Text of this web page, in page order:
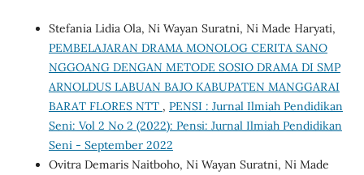
Stefania Lidia Ola, Ni Wayan Suratni, Ni Made Haryati,
PEMBELAJARAN DRAMA MONOLOG CERITA SANO
NGGOANG DENGAN METODE SOSIO DRAMA DI SMP
ARNOLDUS LABUAN BAJO KABUPATEN MANGGARAI
BARAT FLORES NTT , PENSI : Jurnal Ilmiah Pendidikan
Seni: Vol 2 No 2 (2022): Pensi: Jurnal Ilmiah Pendidikan
Seni - September 2022
Ovitra Demaris Naitboho, Ni Wayan Suratni, Ni Made